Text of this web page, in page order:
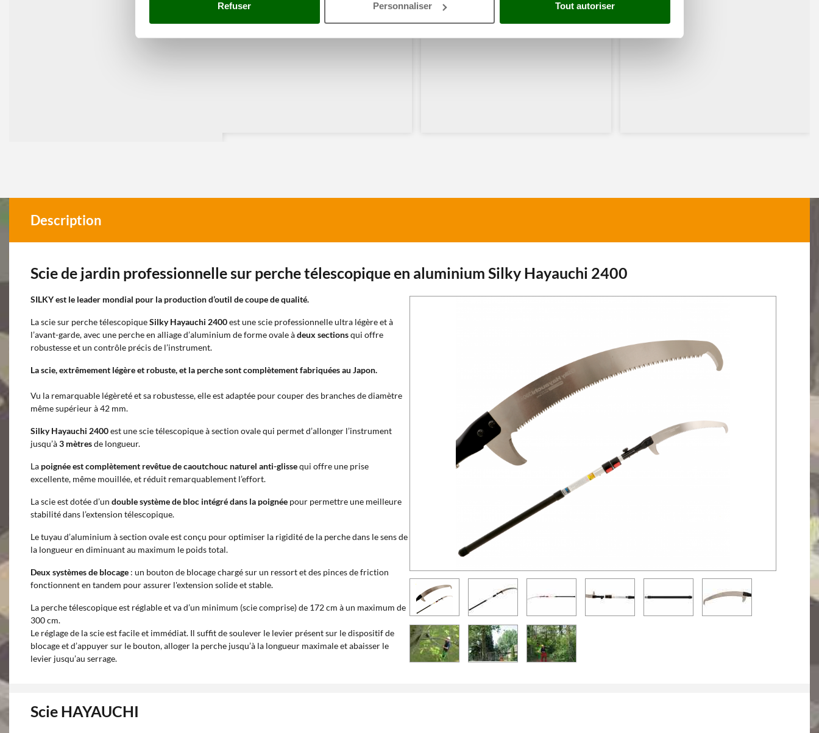
Refuser Personnaliser Tout autoriser
Description
Scie de jardin professionnelle sur perche télescopique en aluminium Silky Hayauchi 2400
SILKYest le leader mondial pour la production d’outil de coupe de qualité.
La scie sur perche télescopiqueSilky Hayauchi 2400est une scie professionnelle ultra légère et à
l’avant-garde, avec une perche en alliage d’aluminium de forme ovale àdeux sectionsqui offre
robustesse et un contrôle précis de l’instrument.
La scie, extrêmement légère et robuste, et la perche sont complètement fabriquées au Japon.
Vu la remarquable légèreté et sa robustesse, elle est adaptée pour couper des branches de diamètre
même supérieur à 42 mm.
Silky Hayauchi 2400est une scie télescopique à section ovale qui permet d’allonger l’instrument
jusqu’à3 mètresde longueur.
La poignée est complètement revêtue de caoutchouc naturel anti-glissequi offre une prise
excellente, même mouillée, et réduit remarquablement l’effort.
La scie est dotée d’un double système de bloc intégré dans la poignée pour permettre une meilleure
stabilité dans l’extension télescopique.
Le tuyau d’aluminium à section ovale est conçu pour optimiser la rigidité de la perche dans le sens de
la longueur en diminuant au maximum le poids total.
Deux systèmes de blocage : un bouton de blocage chargé sur un ressort et des pinces de friction
fonctionnent en tandem pour assurer l'extension solide et stable.
La perche télescopique est réglable et va d’un minimum (scie comprise) de 172 cm à un maximum de
300 cm.
Le réglage de la scie est facile et immédiat. Il suffit de soulever le levier présent sur le dispositif de
blocage et d’appuyer sur le bouton, alloger la perche jusqu’à la longueur maximale et abaisser le
levier jusqu’au serrage.
Scie HAYAUCHI